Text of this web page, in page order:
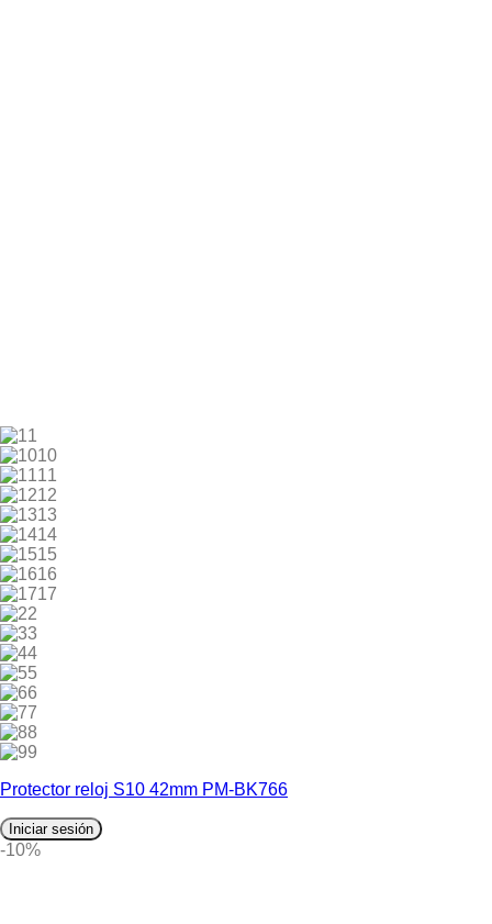
1
10
11
12
13
14
15
16
17
2
3
4
5
6
7
8
9
Protector reloj S10 42mm PM-BK766
Iniciar sesión
-10%